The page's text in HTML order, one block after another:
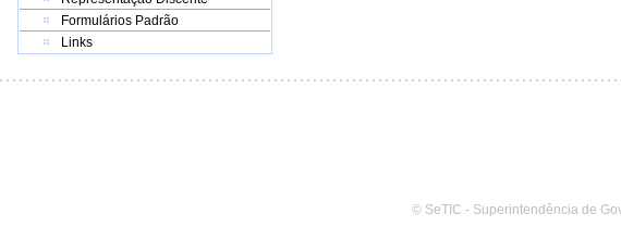
Formulários Padrão
Links
© SeTIC - Superintendência de